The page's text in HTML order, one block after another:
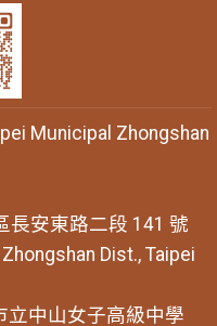
Municipal Zhongshan
長安東路二段 141 號
Zhongshan Dist., Taipei
立中山女子高級中學